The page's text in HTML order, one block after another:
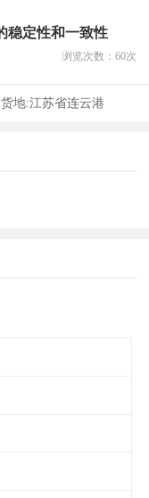
稳定性和一致性
浏览次数： 60次
地:江苏省连云港